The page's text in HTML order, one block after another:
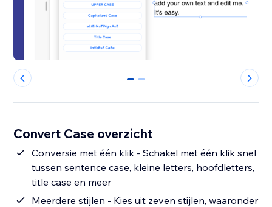
0 1
Convert Case overzicht
Conversie met één klik - Schakel met één klik snel
tussen sentence case, kleine letters, hoofdletters,
title case en meer
Meerdere stijlen - Kies uit zeven stijlen, waaronder